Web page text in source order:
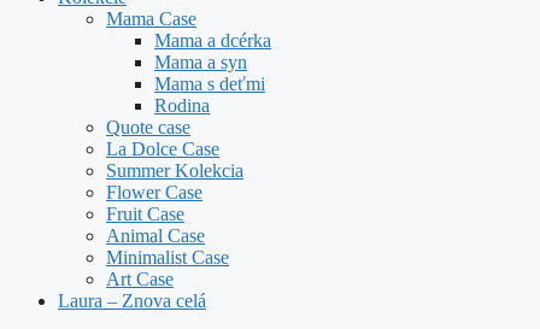
Mama Case
Mama a dcérka
Mama a syn
Mama s deťmi
Rodina
Quote case
La Dolce Case
Summer Kolekcia
Flower Case
Fruit Case
Animal Case
Minimalist Case
Art Case
Laura – Znova celá